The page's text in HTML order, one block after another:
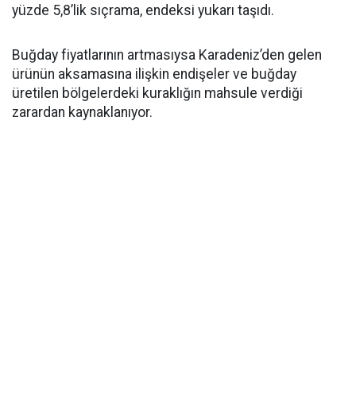
yüzde 5,8’lik sıçrama, endeksi yukarı taşıdı.
Buğday fiyatlarının artmasıysa Karadeniz’den gelen
ürünün aksamasına ilişkin endişeler ve buğday
üretilen bölgelerdeki kuraklığın mahsule verdiği
zarardan kaynaklanıyor.